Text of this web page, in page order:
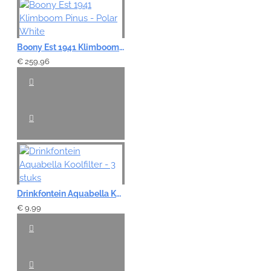
Boony Est 1941 Klimboom Pinus - Polar White
€ 259,96
Drinkfontein Aquabella Koolfilter - 3 stuks
€ 9,99